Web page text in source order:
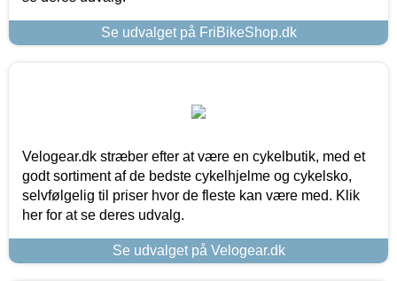
Se udvalget på FriBikeShop.dk
Velogear.dk stræber efter at være en cykelbutik, med et
godt sortiment af de bedste cykelhjelme og cykelsko,
selvfølgelig til priser hvor de fleste kan være med. Klik
her for at se deres udvalg.
Se udvalget på Velogear.dk